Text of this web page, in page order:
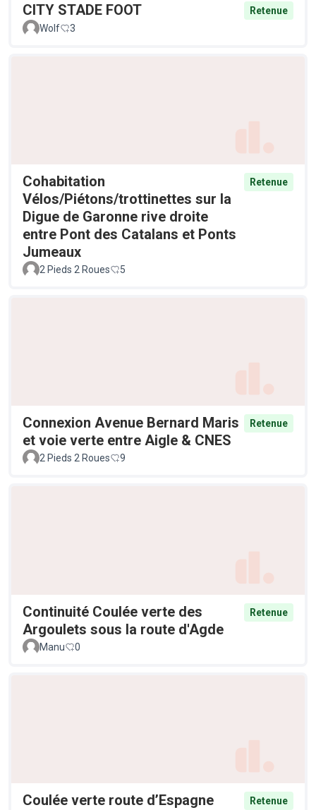
CITY STADE FOOT
Retenue
Wolf
3
Cohabitation
Vélos/Piétons/trottinettes sur la
Digue de Garonne rive droite
entre Pont des Catalans et Ponts
Jumeaux
Retenue
2 Pieds 2 Roues 5
Connexion Avenue Bernard Maris
et voie verte entre Aigle & CNES
Retenue
2 Pieds 2 Roues 9
Continuité Coulée verte des
Argoulets sous la route d'Agde
Retenue
Manu 0
Coulée verte route d’Espagne
Retenue